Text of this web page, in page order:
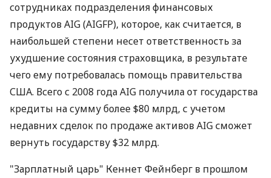
сотрудниках подразделения финансовых
продуктов AIG (AIGFP), которое, как считается, в
наибольшей степени несет ответственность за
ухудшение состояния страховщика, в результате
чего ему потребовалась помощь правительства
США. Всего с 2008 года AIG получила от государства
кредиты на сумму более $80 млрд, с учетом
недавних сделок по продаже активов AIG сможет
вернуть государству $32 млрд.
"Зарплатный царь" Кеннет Фейнберг в прошлом